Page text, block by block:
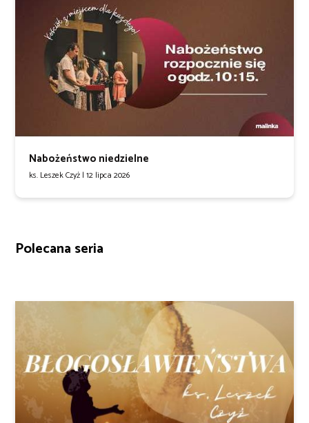
Nabożeństwo niedzielne
ks. Leszek Czyż | 12 lipca 2026
Polecana seria